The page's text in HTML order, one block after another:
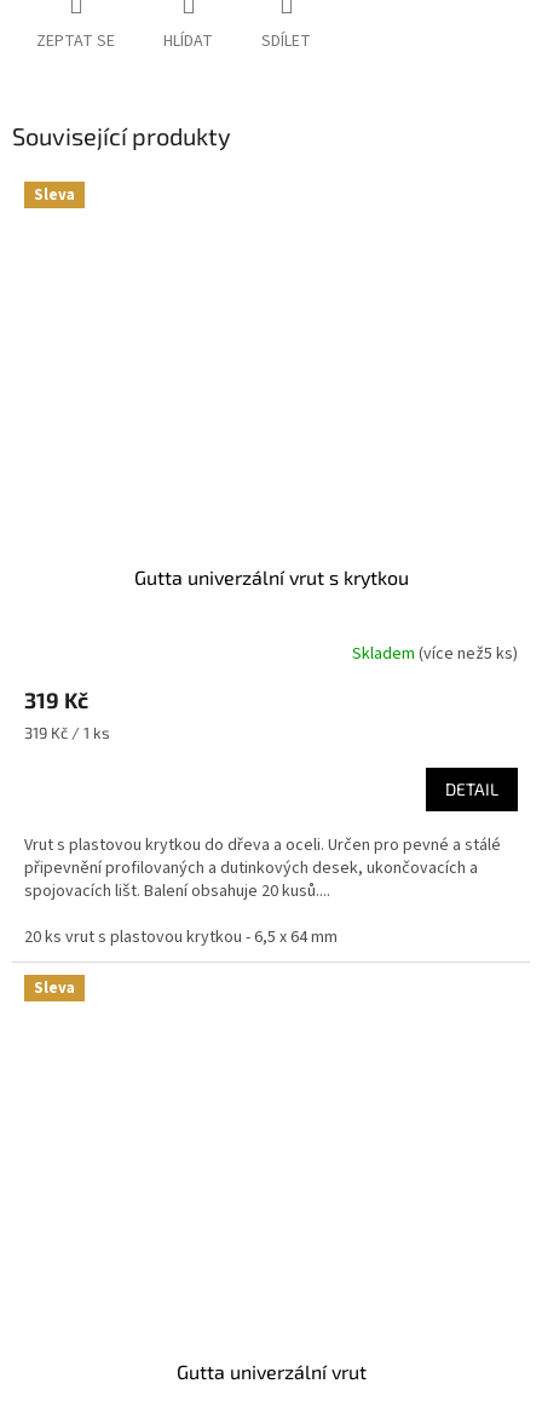
ZEPTAT SE HLÍDAT SDÍLET
Související produkty
Sleva
Gutta univerzální vrut s krytkou
Skladem (více než5 ks)
319 Kč
Měrná
319 Kč / 1 ks
DETAIL
Vrut s plastovou krytkou do dřeva a oceli. Určen pro pevné a stálé
připevnění profilovaných a dutinkových desek, ukončovacích a
spojovacích lišt. Balení obsahuje 20 kusů....
20 ks vrut s plastovou krytkou - 6,5 x 64 mm
Sleva
Gutta univerzální vrut